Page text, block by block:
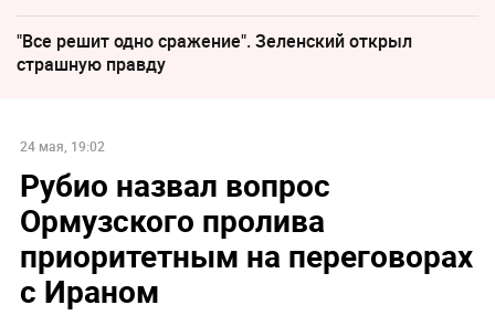
"Все решит одно сражение". Зеленский открыл
страшную правду
24 мая, 19:02
Рубио назвал вопрос
Ормузского пролива
приоритетным на переговорах
с Ираном